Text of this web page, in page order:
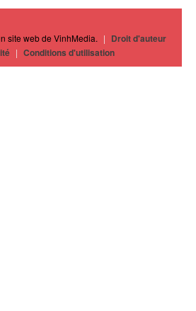
site web de VinhMedia. | Droit d'auteur
| Conditions d'utilisation